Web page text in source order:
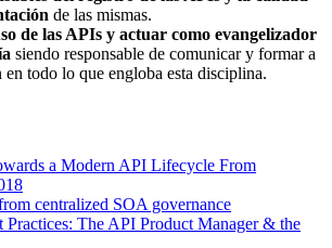
de las mismas.
de las APIs y actuar como evangelizador
siendo responsable de comunicar y formar a
todo lo que engloba esta disciplina.
a Modern API Lifecycle From
centralized SOA governance
Practices: The API Product Manager & the